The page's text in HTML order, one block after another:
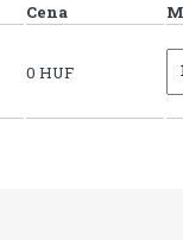
Cena
0 HUF